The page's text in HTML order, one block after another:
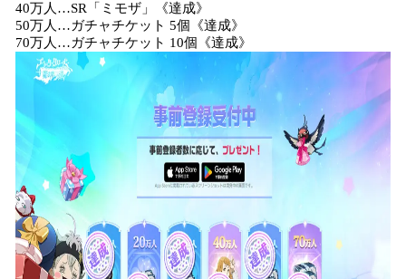
40万人…SR「ミモザ」《達成》
50万人…ガチャチケット 5個《達成》
70万人…ガチャチケット 10個《達成》